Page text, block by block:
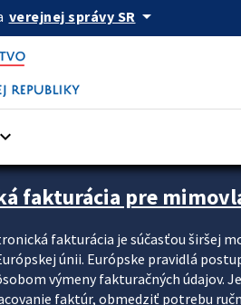
verejnej správy SR arrow_drop_down
keyboard_arrow_down
upútavok
fakturácia pre
fakturácia je súčasťou širšej
únii. Európske pravidlá
výmeny fakturačných údajov.
faktúr, obmedziť potrebu